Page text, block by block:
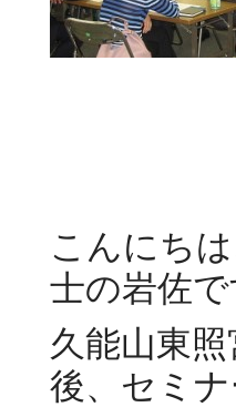
こんにち
士の岩佐で
久能山東
後、セミ